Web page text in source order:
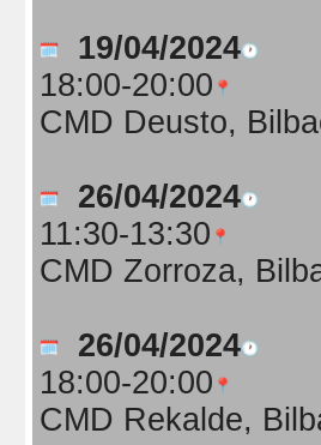
19/04/2024
18:00-20:00
CMD Deusto,
26/04/2024
11:30-13:30
CMD Zorroza,
26/04/2024
18:00-20:00
CMD Rekalde,